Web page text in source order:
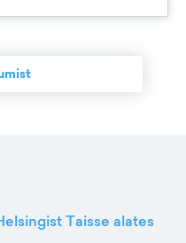
Taisse alates